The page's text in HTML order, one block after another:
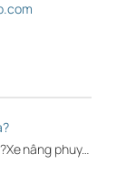
nâng phuy…